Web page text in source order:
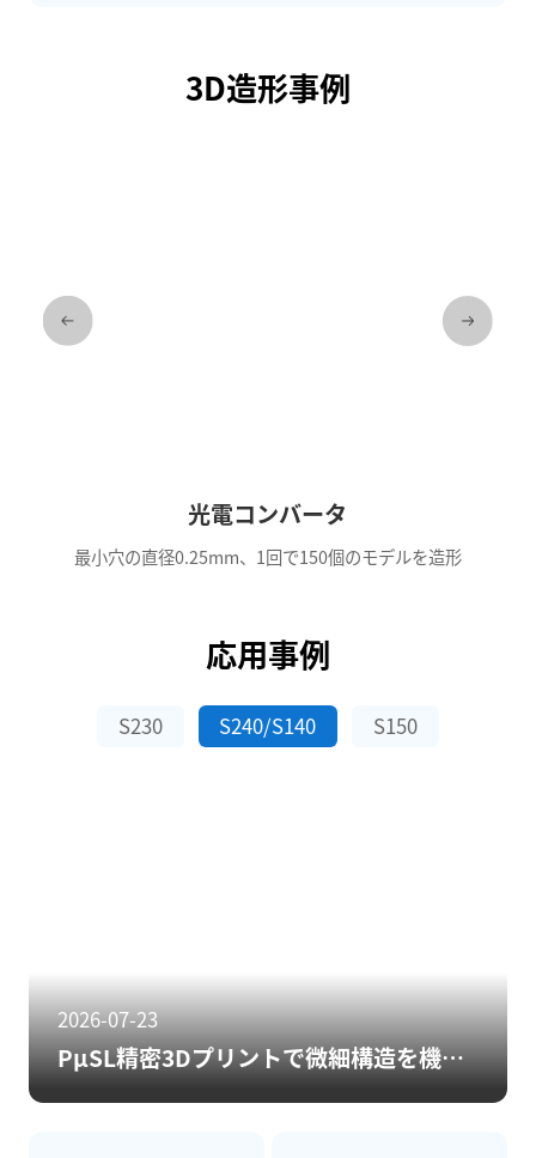
3D造形事例
光電コンバータ
最小穴の直径0.25mm、1回で150個のモデルを造形
応用事例
S230 S240/S140 S150
2026-07-23
PµSL精密3Dプリントで微細構造を機能材料へ転写 ― マスターモールドとPDMS成形の3つの研究事例